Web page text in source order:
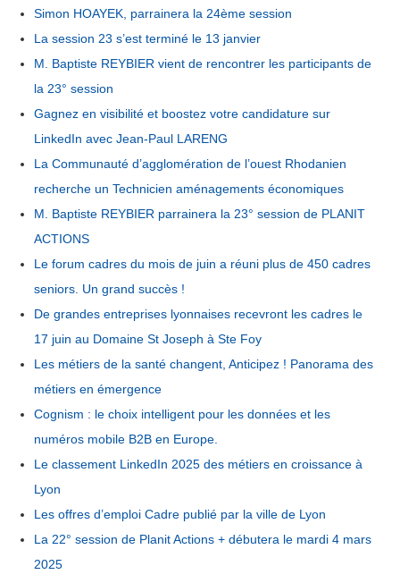
Simon HOAYEK, parrainera la 24ème session
La session 23 s’est terminé le 13 janvier
M. Baptiste REYBIER vient de rencontrer les participants de
la 23° session
Gagnez en visibilité et boostez votre candidature sur
LinkedIn avec Jean-Paul LARENG
La Communauté d’agglomération de l’ouest Rhodanien
recherche un Technicien aménagements économiques
M. Baptiste REYBIER parrainera la 23° session de PLANIT
ACTIONS
Le forum cadres du mois de juin a réuni plus de 450 cadres
seniors. Un grand succès !
De grandes entreprises lyonnaises recevront les cadres le
17 juin au Domaine St Joseph à Ste Foy
Les métiers de la santé changent, Anticipez ! Panorama des
métiers en émergence
Cognism : le choix intelligent pour les données et les
numéros mobile B2B en Europe.
Le classement LinkedIn 2025 des métiers en croissance à
Lyon
Les offres d’emploi Cadre publié par la ville de Lyon
La 22° session de Planit Actions + débutera le mardi 4 mars
2025